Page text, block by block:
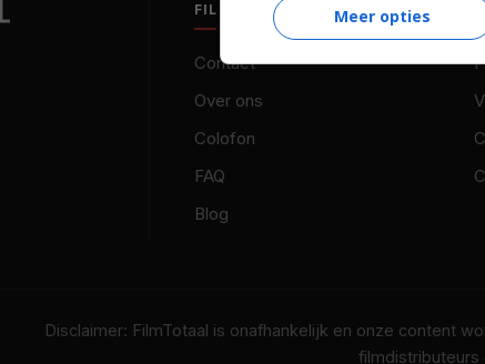
FILMTOTAAL
Contact
Over ons
Colofon
FAQ
Blog
Disclaimer: FilmTotaal is onafhankelijk en onze content
filmdistributeurs
Meer opties